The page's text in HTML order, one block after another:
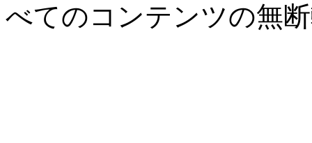
べてのコンテンツの無